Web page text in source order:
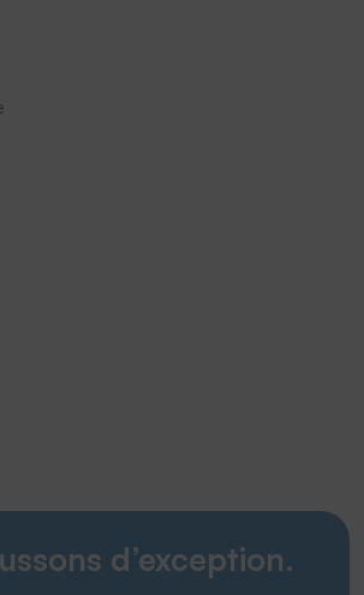
d’exception.